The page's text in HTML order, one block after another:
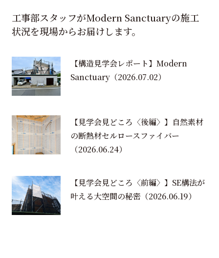
工事部スタッフがModern Sanctuaryの施工
状況を現場からお届けします。
【構造見学会レポート】Modern
Sanctuary（2026.07.02）
【見学会見どころ〈後編〉】自然素材
の断熱材セルロースファイバー
（2026.06.24）
【見学会見どころ〈前編〉】SE構法が
叶える大空間の秘密 （2026.06.19）